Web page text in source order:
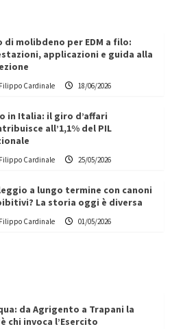
di molibdeno per EDM a filo:
applicazioni e guida alla
Filippo Cardinale 18/06/2026
in Italia: il giro d’affari
all’1,1% del PIL
Filippo Cardinale 25/05/2026
a lungo termine con canoni
La storia oggi è diversa
Filippo Cardinale 01/05/2026
da Agrigento a Trapani la
chi invoca l’Esercito